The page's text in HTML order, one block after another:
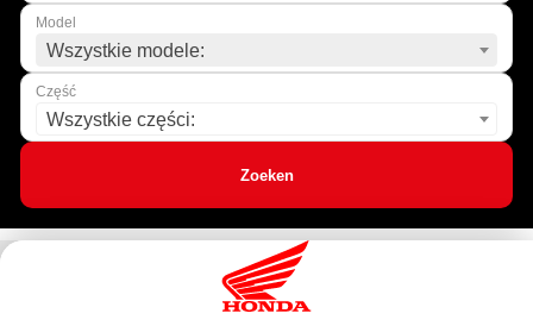
Model
Wszystkie modele:
Część
Wszystkie części:
Zoeken